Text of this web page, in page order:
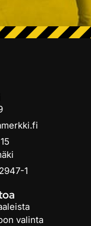
1
valinta